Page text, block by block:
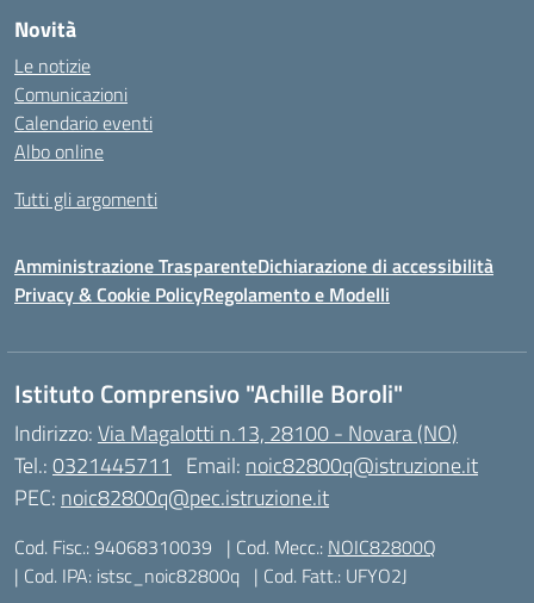
Novità
Le notizie
Comunicazioni
Calendario eventi
Albo online
Tutti gli argomenti
Amministrazione TrasparenteDichiarazione di accessibilità
Privacy & Cookie PolicyRegolamento e Modelli
Istituto Comprensivo "Achille Boroli"
Indirizzo:Via Magalotti n.13, 28100 - Novara (NO)
Tel.:0321445711 Email: noic82800q@istruzione.it
PEC: noic82800q@pec.istruzione.it
Cod. Fisc.: 94068310039 | Cod. Mecc.: NOIC82800Q
| Cod. IPA: istsc_noic82800q | Cod. Fatt.: UFYO2J